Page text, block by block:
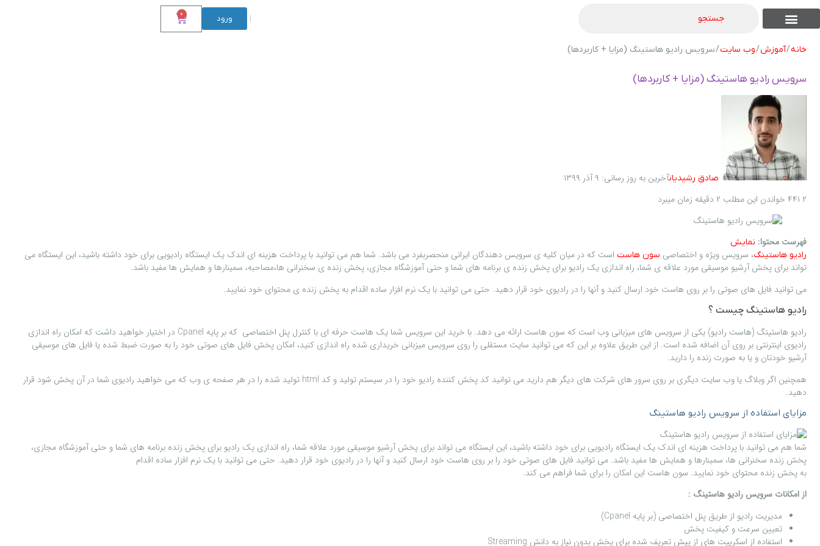
جستجو ورود 0
خانه/آموزش/وب سایت/ سرویس رادیو هاستینگ (مزایا + کاربردها)
سرویس رادیو هاستینگ (مزایا + کاربردها)
صادق رشیدیانآخرین به روز رسانی: ۹ آذر ۱۳۹۹
۲
خواندن این مطلب ۲ دقیقه زمان میبرد
فهرست محتوا: نمایش
راديو هاستينگ، سرويس ويژه و اختصاصی سون هاست است که در ميان کليه ی سرويس دهندگان ايرانی منحصربفرد می باشد. شما هم می توانيد با پرداخت هزينه ای اندک يک ايستگاه راديويی برای خود داشته باشيد، اين ايستگاه می
تواند برای پخش آرشيو موسيقی مورد علاقه ی شما، راه اندازی يک راديو برای پخش زنده ی برنامه های شما و حتی آموزشگاه مجازی، پخش زنده ی سخنرانی ها،مصاحبه، سمينارها و همايش ها مفيد باشد.
می توانيد فايل های صوتی را بر روی هاست خود ارسال کنيد و آنها را در راديوی خود قرار دهيد. حتی می توانيد با يک نرم افزار ساده اقدام به پخش زنده ی محتوای خود نماييد.
راديو هاستينگ چيست ؟
راديو هاستينگ (هاست رادیو) يکی از سرويس های ميزبانی وب است که سون هاست ارائه می دهد. با خريد اين سرويس شما يک هاست حرفه ای با کنترل پنل اختصاصی که بر پایه Cpanel در اختيار خواهيد داشت که امکان راه اندازی
راديوی اينترنتی بر روی آن اضافه شده است. از اين طريق علاوه بر اين که می توانيد سايت مستقلی را روی سرويس ميزبانی خريداری شده راه اندازی کنيد، امکان پخش فايل های صوتی خود را به صورت ضبط شده يا فايل های موسيقی
آرشيو خودتان و يا به صورت زنده را داريد.
همچنين اگر وبلاگ يا وب سايت ديگری بر روی سرور های شرکت های ديگر هم داريد می توانيد کد پخش کننده راديو خود را در سيستم توليد و کد html توليد شده را در هر صفحه ی وب که می خواهيد راديوی شما در آن پخش شود قرار
دهيد.
مزايای استفاده از سرويس راديو هاستينگ
شما هم می توانيد با پرداخت هزينه ای اندک يک ايستگاه راديويی برای خود داشته باشيد، اين ايستگاه می تواند برای پخش آرشيو موسيقی مورد علاقه شما، راه اندازی يک راديو برای پخش زنده برنامه های شما و حتی آموزشگاه مجازی،
پخش زنده سخنرانی ها، سمينارها و همايش ها مفيد باشد. می توانيد فايل های صوتی خود را بر روی هاست خود ارسال کنيد و آنها را در راديوی خود قرار دهيد. حتی می توانيد با يک نرم افزار ساده اقدام
به پخش زنده محتوای خود نماييد. سون هاست اين امکان را برای شما فراهم می کند.
از امکانات سرویس رادیو هاستینگ :
مديريت راديو از طريق پنل اختصاصی (بر پایه Cpanel)
تعيين سرعت و کيفيت پخش
استفاده از اسکريپت های از پيش تعريف شده برای پخش بدون نياز به دانش Streaming